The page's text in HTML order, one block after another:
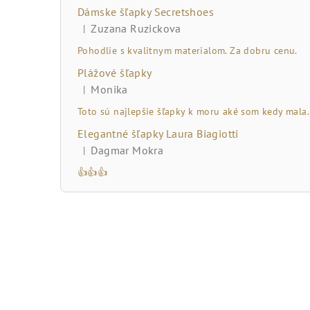
l
Dámske šľapky Secretshoes
Hodnotenie produktu je 5 z 5 hviezdičiek.
| Zuzana Ruzickova
Pohodlie s kvalitnym materialom. Za dobru cenu.
Plážové šľapky
Hodnotenie produktu je 5 z 5 hviezdičiek.
| Monika
Toto sú najlepšie šľapky k moru aké som kedy mala.
Elegantné šľapky Laura Biagiotti
Hodnotenie produktu je 5 z 5 hviezdičiek.
| Dagmar Mokra
👍👍👍